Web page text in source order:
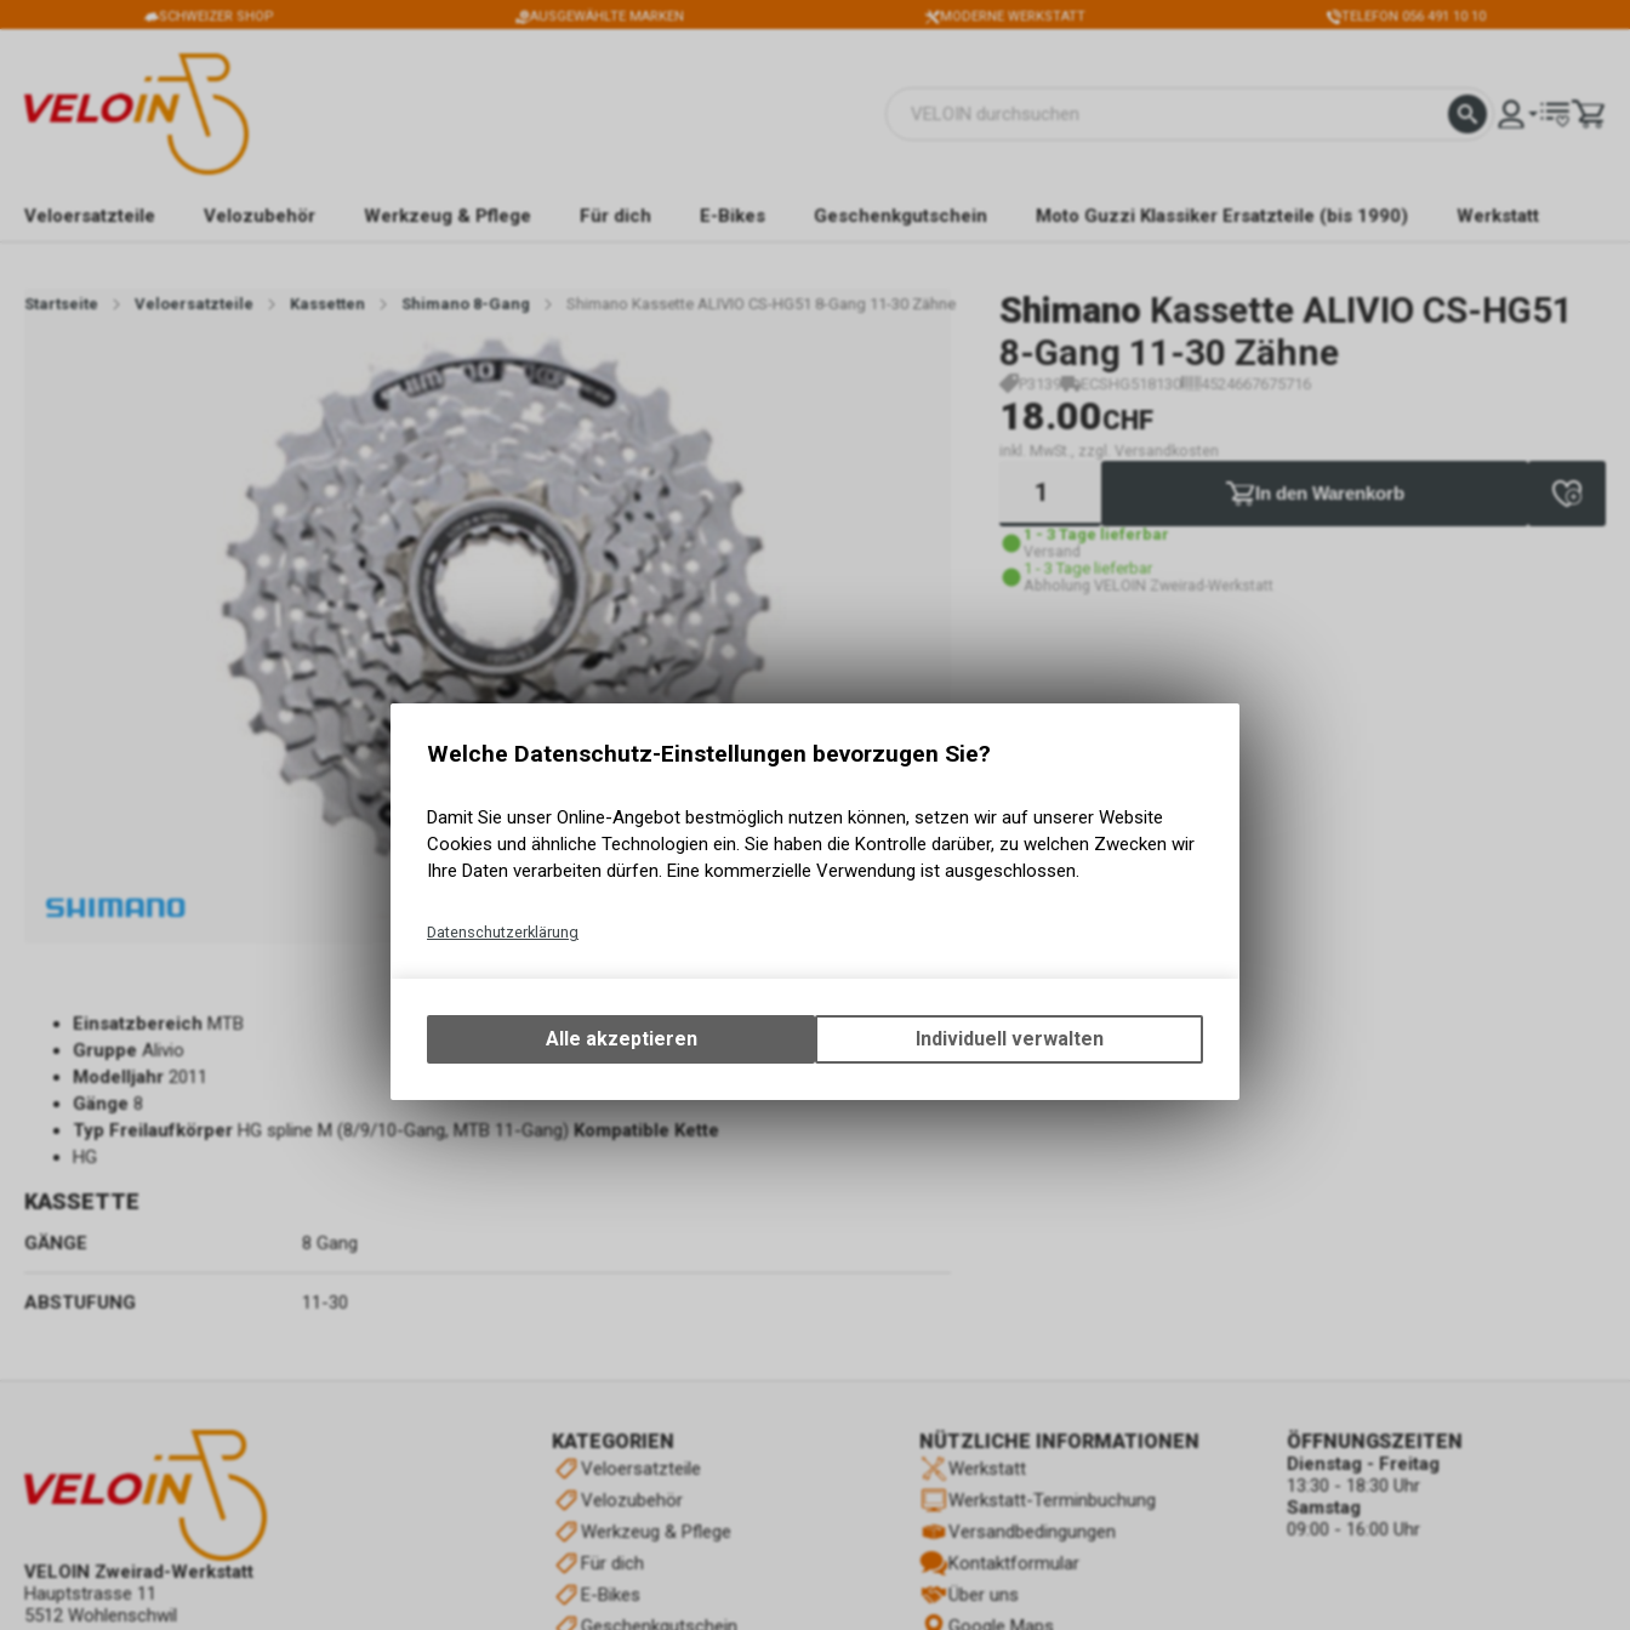
SCHWEIZER SHOP AUSGEWÄHLTE MARKEN MODERNE WERKSTATT TELEFON 056 491 10 10
Veloersatzteile Velozubehör Werkzeug & Pflege Für dich E-Bikes Geschenkgutschein Moto Guzzi Klassiker Ersatzteile (bis 1990) Werkstatt
Startseite Veloersatzteile Kassetten Shimano 8-Gang Shimano Kassette ALIVIO CS-HG51 8-Gang 11-30 Zähne Shimano Kassette ALIVIO CS-HG51
8-Gang 11-30 Zähne
P3139 ECSHG518130 4524667675716
18.00CHF
inkl. MwSt., zzgl. Versandkosten
In den Warenkorb
1 - 3 Tage lieferbar
Versand
1 - 3 Tage lieferbar
Abholung VELOIN Zweirad-Werkstatt
Einsatzbereich MTB
Gruppe Alivio
Modelljahr 2011
Gänge 8
Typ Freilaufkörper HG spline M (8/9/10-Gang, MTB 11-Gang) Kompatible Kette
HG
KASSETTE
GÄNGE 8 Gang
ABSTUFUNG 11-30
VELOIN Zweirad-Werkstatt
Hauptstrasse 11
5512 Wohlenschwil
KATEGORIEN
Veloersatzteile
Velozubehör
Werkzeug & Pflege
Für dich
E-Bikes
NÜTZLICHE INFORMATIONEN
Werkstatt
Werkstatt-Terminbuchung
Versandbedingungen
Kontaktformular
Über uns
ÖFFNUNGSZEITEN
Dienstag - Freitag
13:30 - 18:30 Uhr
Samstag
09:00 - 16:00 Uhr
Welche Datenschutz-Einstellungen bevorzugen Sie?
Damit Sie unser Online-Angebot bestmöglich nutzen können, setzen wir auf unserer Website
Cookies und ähnliche Technologien ein. Sie haben die Kontrolle darüber, zu welchen Zwecken wir
Ihre Daten verarbeiten dürfen. Eine kommerzielle Verwendung ist ausgeschlossen.
Datenschutzerklärung
Ihrem Gerät, um die grundlegenden Funktionen unseres Online-Angebots, wie die
Verwendung des Warenkorbs, zu ermöglichen. Bitte beachten Sie, dass die
zulassen.
Alle akzeptieren Individuell verwalten